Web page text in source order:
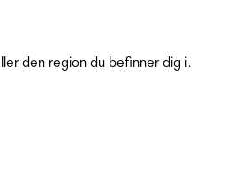
den region du befinner dig i.